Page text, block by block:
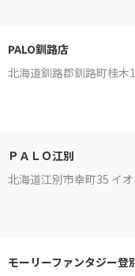
PALO釧路店
北海道釧路郡釧路町桂
ＰＡＬＯ江別
北海道江別市幸町35 イ
モーリーファンタジー登